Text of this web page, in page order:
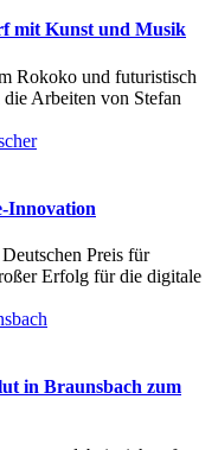
mit Kunst und Musik
Rokoko und futuristisch
Arbeiten von Stefan
Innovation
Preis für
Erfolg für die digitale
in Braunsbach zum